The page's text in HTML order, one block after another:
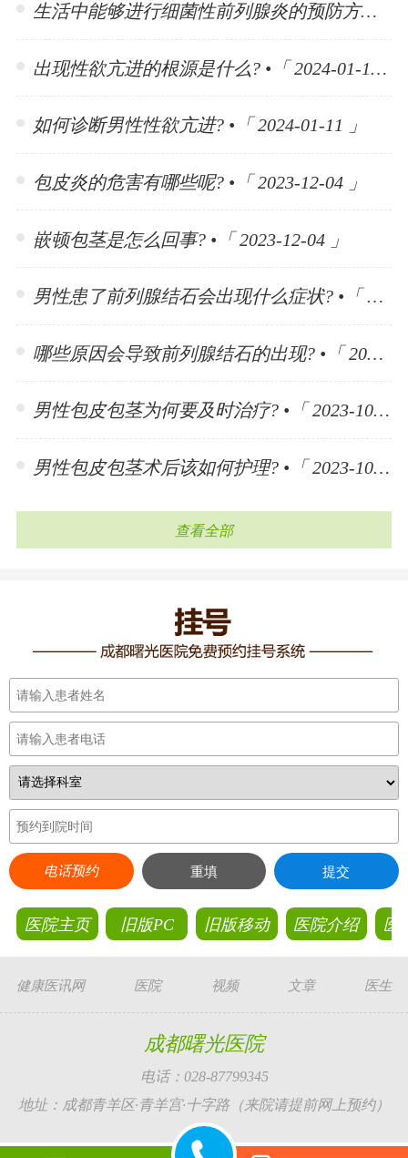
生活中能够进行细菌性前列腺炎的预防方法有哪些? •「 2024-01-15 」
出现性欲亢进的根源是什么? •「 2024-01-11 」
如何诊断男性性欲亢进? •「 2024-01-11 」
包皮炎的危害有哪些呢? •「 2023-12-04 」
嵌顿包茎是怎么回事? •「 2023-12-04 」
男性患了前列腺结石会出现什么症状? •「 2023-11-10 」
哪些原因会导致前列腺结石的出现? •「 2023-11-10 」
男性包皮包茎为何要及时治疗? •「 2023-10-30 」
男性包皮包茎术后该如何护理? •「 2023-10-30 」
查看全部
电话预约 重填 提交
医院主页 旧版PC 旧版移动 医院介绍 医
健康医讯网 医院 视频 文章 医生
成都曙光医院
电话：028-87799345
地址：成都青羊区·青羊宫·十字路（来院请提前网上预约）